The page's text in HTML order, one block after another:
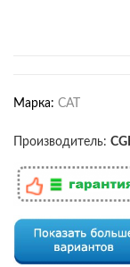
Марка: CAT
Производитель: